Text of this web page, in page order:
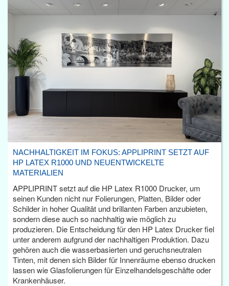
NACHHALTIGKEIT IM FOKUS: APPLIPRINT SETZT AUF
HP LATEX R1000 UND NEUENTWICKELTE
MATERIALIEN
APPLIPRINT setzt auf die HP Latex R1000 Drucker, um
seinen Kunden nicht nur Folierungen, Platten, Bilder oder
Schilder in hoher Qualität und brillanten Farben anzubieten,
sondern diese auch so nachhaltig wie möglich zu
produzieren. Die Entscheidung für den HP Latex Drucker fiel
unter anderem aufgrund der nachhaltigen Produktion. Dazu
gehören auch die wasserbasierten und geruchsneutralen
Tinten, mit denen sich Bilder für Innenräume ebenso drucken
lassen wie Glasfolierungen für Einzelhandelsgeschäfte oder
Krankenhäuser.